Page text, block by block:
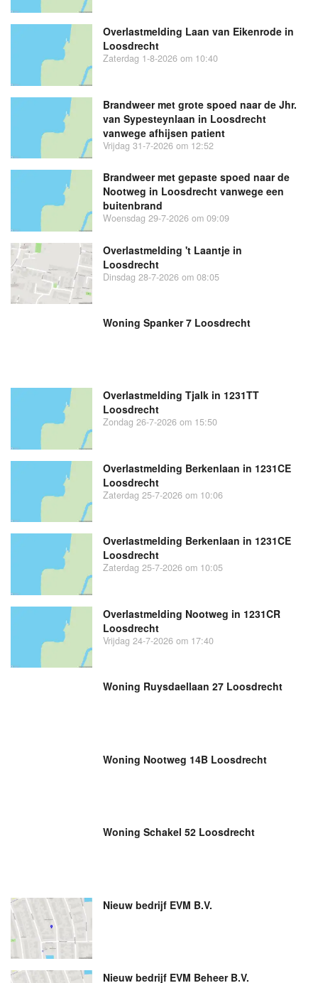
Overlastmelding Laan van Eikenrode in
Loosdrecht
Zaterdag 1-8-2026 om 10:40
Brandweer met grote spoed naar de Jhr.
van Sypesteynlaan in Loosdrecht
vanwege afhijsen patient
Vrijdag 31-7-2026 om 12:52
Brandweer met gepaste spoed naar de
Nootweg in Loosdrecht vanwege een
buitenbrand
Woensdag 29-7-2026 om 09:09
Overlastmelding 't Laantje in
Loosdrecht
Dinsdag 28-7-2026 om 08:05
Woning Spanker 7 Loosdrecht
Overlastmelding Tjalk in 1231TT
Loosdrecht
Zondag 26-7-2026 om 15:50
Overlastmelding Berkenlaan in 1231CE
Loosdrecht
Zaterdag 25-7-2026 om 10:06
Overlastmelding Berkenlaan in 1231CE
Loosdrecht
Zaterdag 25-7-2026 om 10:05
Overlastmelding Nootweg in 1231CR
Loosdrecht
Vrijdag 24-7-2026 om 17:40
Woning Ruysdaellaan 27 Loosdrecht
Woning Nootweg 14B Loosdrecht
Woning Schakel 52 Loosdrecht
Nieuw bedrijf EVM B.V.
Nieuw bedrijf EVM Beheer B.V.